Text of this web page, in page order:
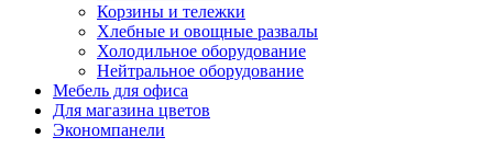
Корзины и тележки
Хлебные и овощные развалы
Холодильное оборудование
Нейтральное оборудование
Мебель для офиса
Для магазина цветов
Экономпанели